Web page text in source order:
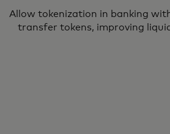
Allow tokenization in banking
transfer tokens, improving